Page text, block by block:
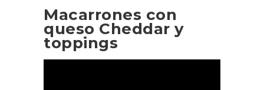
Macarrones con
queso Cheddar y
toppings